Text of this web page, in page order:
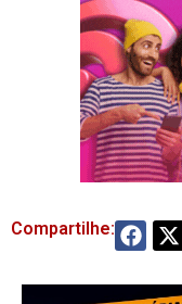
Compartilhe: